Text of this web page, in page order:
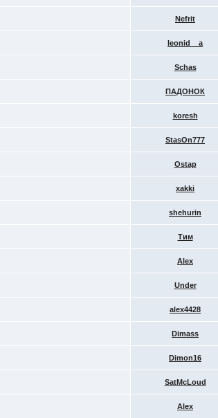
Nefrit
leonid__a
Schas
ПАДОНОК
koresh
StasOn777
Ostap
xakki
shehurin
Тим
Alex
Under
alex4428
Dimass
Dimon16
SatMcLoud
Alex